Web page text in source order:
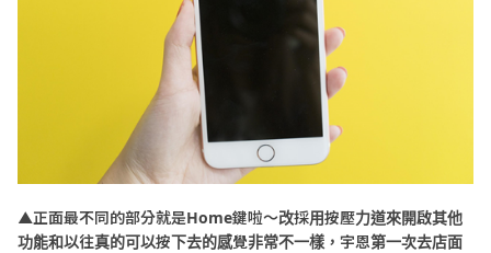
▲正面最不同的部分就是Home鍵啦～改採用按壓力道來開啟其他
功能和以往真的可以按下去的感覺非常不一樣，宇恩第一次去店面